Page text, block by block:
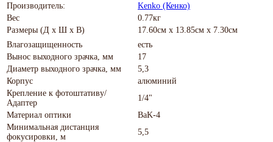
Производитель:
Kenko (Кенко)
Вес
0.77кг
Размеры (Д х Ш х В)
17.60см x 13.85см x 7.30см
Влагозащищенность
есть
Вынос выходного зрачка, мм
17
Диаметр выходного зрачка, мм
5,3
Корпус
алюминий
Крепление к фотоштативу/
Адаптер
1/4"
Материал оптики
BaK-4
Минимальная дистанция
фокусировки, м
5,5